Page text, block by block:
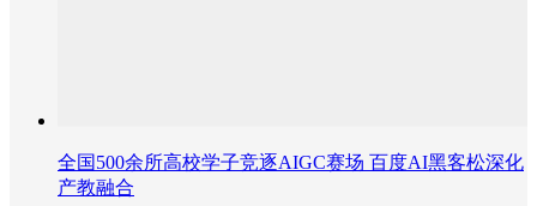
全国500余所高校学子竞逐AIGC赛场 百度AI黑客松深化
产教融合